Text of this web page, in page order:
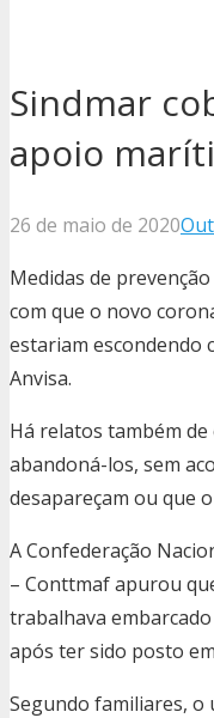
Sindmar
apoio
26 de maio de 2020
Medidas de
com que o novo
estariam escondendo
Anvisa.
Há relatos também
abandoná-los, sem
desapareçam ou que
A Confederação
– Conttmaf apurou
trabalhava
após ter sido posto
Segundo familiares,